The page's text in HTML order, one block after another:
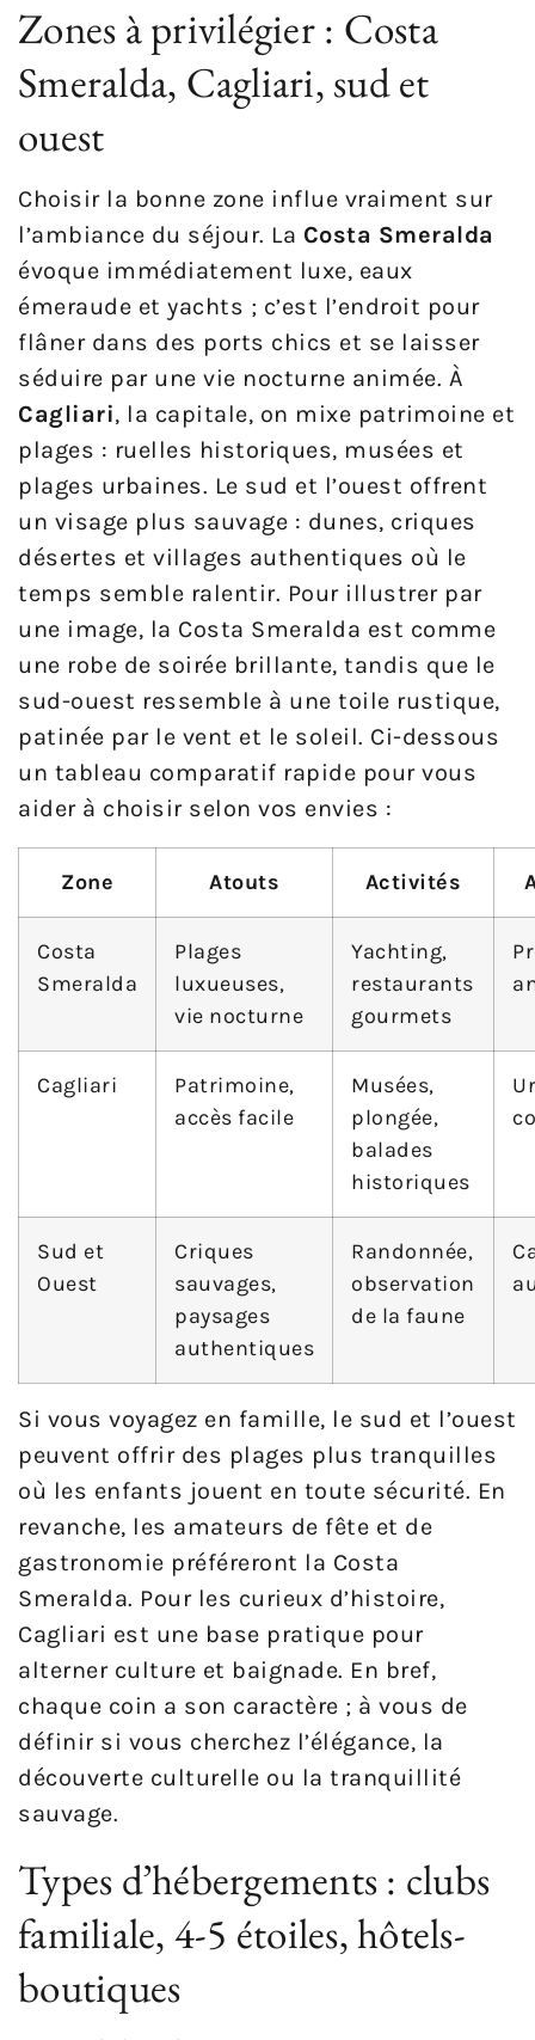
Zones à privilégier : Costa
Smeralda, Cagliari, sud et
ouest
Choisir la bonne zone influe vraiment sur
l’ambiance du séjour. La Costa Smeralda
évoque immédiatement luxe, eaux
émeraude et yachts ; c’est l’endroit pour
flâner dans des ports chics et se laisser
séduire par une vie nocturne animée. À
Cagliari, la capitale, on mixe patrimoine et
plages : ruelles historiques, musées et
plages urbaines. Le sud et l’ouest offrent
un visage plus sauvage : dunes, criques
désertes et villages authentiques où le
temps semble ralentir. Pour illustrer par
une image, la Costa Smeralda est comme
une robe de soirée brillante, tandis que le
sud-ouest ressemble à une toile rustique,
patinée par le vent et le soleil. Ci-dessous
un tableau comparatif rapide pour vous
aider à choisir selon vos envies :
Zone Atouts Activités
Costa
Smeralda
Plages
luxueuses,
vie nocturne
Yachting,
restaurants
gourmets
Cagliari
Patrimoine,
accès facile
Musées,
plongée,
balades
historiques
Sud et
Ouest
Criques
sauvages,
paysages
authentiques
Randonnée,
observation
de la faune
Si vous voyagez en famille, le sud et l’ouest
peuvent offrir des plages plus tranquilles
où les enfants jouent en toute sécurité. En
revanche, les amateurs de fête et de
gastronomie préféreront la Costa
Smeralda. Pour les curieux d’histoire,
Cagliari est une base pratique pour
alterner culture et baignade. En bref,
chaque coin a son caractère ; à vous de
définir si vous cherchez l’élégance, la
découverte culturelle ou la tranquillité
sauvage.
Types d’hébergements : clubs
familiale, 4-5 étoiles, hôtels-
boutiques